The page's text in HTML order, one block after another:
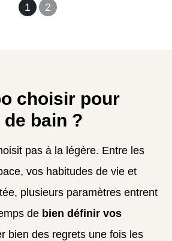
1 2
choisir pour
bain ?
pas à la légère. Entre les
vos habitudes de vie et
plusieurs paramètres entrent
de bien définir vos
bien des regrets une fois les